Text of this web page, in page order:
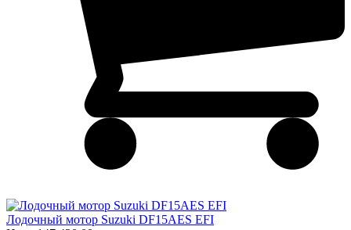
Лодочный мотор Suzuki DF15AES EFI